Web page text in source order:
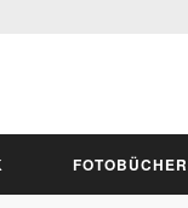
FOTOBÜCHER